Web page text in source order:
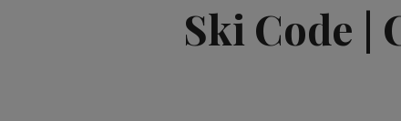
Ski Code |